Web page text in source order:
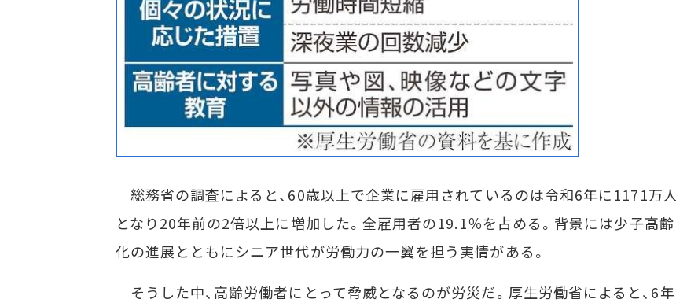
総務省の調査によると、60歳以上で企業に雇用されているのは令和6年に1171万人
となり20年前の2倍以上に増加した。全雇用者の19.1％を占める。背景には少子高齢
化の進展とともにシニア世代が労働力の一翼を担う実情がある。
そうした中、高齢労働者にとって脅威となるのが労災だ。厚生労働省によると、6年